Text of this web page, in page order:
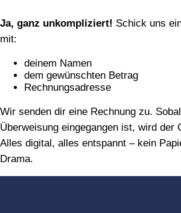
Ja, ganz unkompliziert! Schick uns
mit:
deinem Namen
dem gewünschten Betrag
Rechnungsadresse
Wir senden dir eine Rechnung zu.
Überweisung eingegangen ist, wird der
Alles digital, alles entspannt – kein
Drama.